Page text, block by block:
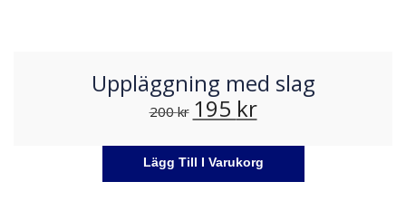
Uppläggning med slag
200kr 195 kr
Lägg Till I Varukorg